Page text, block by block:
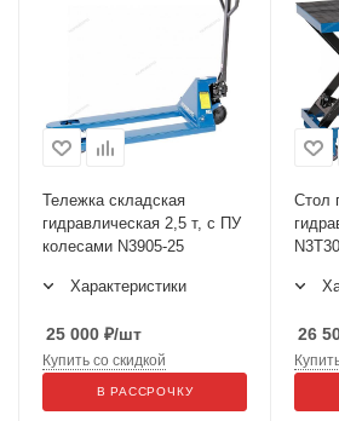
Тележка складская
гидравлическая 2,5 т, с ПУ
колесами N3905-25
Характеристики
25 000 ₽/шт
Купить со скидкой
В РАССРОЧКУ
Стол
26